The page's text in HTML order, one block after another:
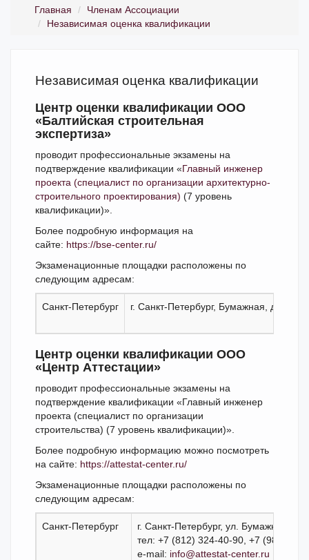
Главная
Членам Ассоциации
Независимая оценка квалификации
Независимая оценка квалификации
Центр оценки квалификации ООО
«Балтийская строительная
экспертиза»
проводит профессиональные экзамены на
подтверждение квалификации «Главный инженер
проекта (специалист по организации архитектурно-
строительного проектирования) (7 уровень
квалификации)».
Более подробную информация на
сайте: https://bse-center.ru/
Экзаменационные площадки расположены по
следующим адресам:
Санкт-Петербург г. Санкт-Петербург, Бумажная, д. 9, к.
Центр оценки квалификации ООО
«Центр Аттестации»
проводит профессиональные экзамены на
подтверждение квалификации «Главный инженер
проекта (специалист по организации
строительства) (7 уровень квалификации)».
Более подробную информацию можно посмотреть
на сайте: https://attestat-center.ru/
Экзаменационные площадки расположены по
следующим адресам:
Санкт-Петербург
г. Санкт-Петербург, ул. Бумажная, д.
тел: +7 (812) 324-40-90, +7 (981)
e-mail: info@attestat-center.ru